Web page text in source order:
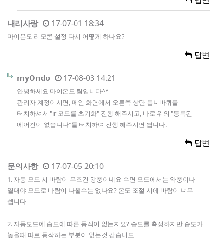
내리사랑 17-07-01 18:34
마이온도 리모콘 설정 다시 어떻게 하나요?
답변
myOndo 17-08-03 14:21
안녕하세요 마이온도 팀입니다^^
관리자 계정이시면, 메인 화면에서 오른쪽 상단 톱니바퀴를
터치하셔서 "ir 코드를 초기화" 진행 해주시고, 바로 위의 "등록된
에어컨이 없습니다"를 터치하여 진행 해주시면 됩니다.
답변
문의사항 17-07-05 20:10
1. 자동 모드 시 바람이 무조건 강풍이네요 수면 모드에서는 약풍이나
열대야 모드로 바람이 나올수는 없나요? 온도 조절 시에 바람이 너무
셉니다
2. 자동모드에 습도에 따른 동작이 없는지요? 습도를 측정하지만 습도가
높을때 따로 동작하는 부분이 없는것 같습니도